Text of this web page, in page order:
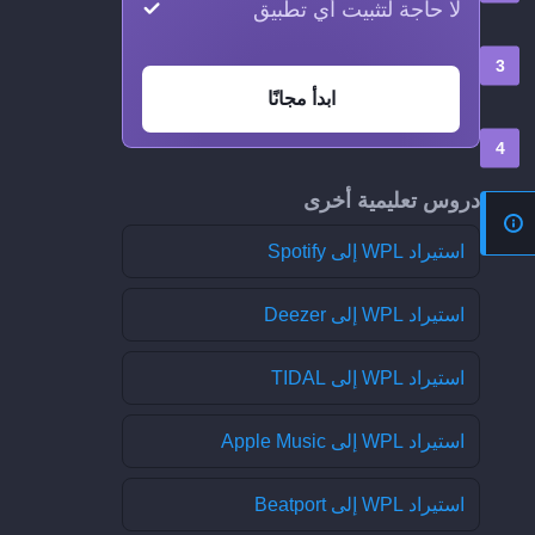
لا حاجة لتثبيت أي تطبيق
ابدأ مجانًا
دروس تعليمية أخرى
استيراد WPL إلى Spotify
استيراد WPL إلى Deezer
استيراد WPL إلى TIDAL
استيراد WPL إلى Apple Music
استيراد WPL إلى Beatport